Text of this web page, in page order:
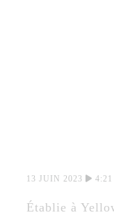
13 JUIN 2023 4:21
Établie à